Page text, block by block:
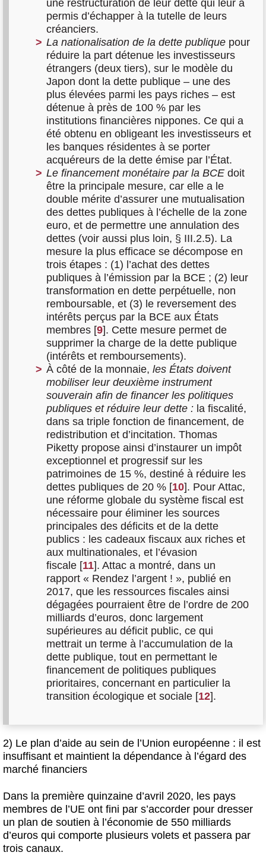
une restructuration de leur dette qui leur a
permis d’échapper à la tutelle de leurs
créanciers.
La nationalisation de la dette publique pour
réduire la part détenue les investisseurs
étrangers (deux tiers), sur le modèle du
Japon dont la dette publique – une des
plus élevées parmi les pays riches – est
détenue à près de 100 % par les
institutions financières nippones. Ce qui a
été obtenu en obligeant les investisseurs et
les banques résidentes à se porter
acquéreurs de la dette émise par l’État.
Le financement monétaire par la BCE doit
être la principale mesure, car elle a le
double mérite d’assurer une mutualisation
des dettes publiques à l’échelle de la zone
euro, et de permettre une annulation des
dettes (voir aussi plus loin, § III.2.5). La
mesure la plus efficace se décompose en
trois étapes : (1) l’achat des dettes
publiques à l’émission par la BCE ; (2) leur
transformation en dette perpétuelle, non
remboursable, et (3) le reversement des
intérêts perçus par la BCE aux États
membres [9]. Cette mesure permet de
supprimer la charge de la dette publique
(intérêts et remboursements).
À côté de la monnaie, les États doivent
mobiliser leur deuxième instrument
souverain afin de financer les politiques
publiques et réduire leur dette : la fiscalité,
dans sa triple fonction de financement, de
redistribution et d’incitation. Thomas
Piketty propose ainsi d’instaurer un impôt
exceptionnel et progressif sur les
patrimoines de 15 %, destiné à réduire les
dettes publiques de 20 % [10]. Pour Attac,
une réforme globale du système fiscal est
nécessaire pour éliminer les sources
principales des déficits et de la dette
publics : les cadeaux fiscaux aux riches et
aux multinationales, et l’évasion
fiscale [11]. Attac a montré, dans un
rapport « Rendez l’argent ! », publié en
2017, que les ressources fiscales ainsi
dégagées pourraient être de l’ordre de 200
milliards d’euros, donc largement
supérieures au déficit public, ce qui
mettrait un terme à l’accumulation de la
dette publique, tout en permettant le
financement de politiques publiques
prioritaires, concernant en particulier la
transition écologique et sociale [12].
2) Le plan d’aide au sein de l’Union européenne : il est
insuffisant et maintient la dépendance à l’égard des
marché financiers
Dans la première quinzaine d’avril 2020, les pays
membres de l’UE ont fini par s’accorder pour dresser
un plan de soutien à l’économie de 550 milliards
d’euros qui comporte plusieurs volets et passera par
trois canaux.